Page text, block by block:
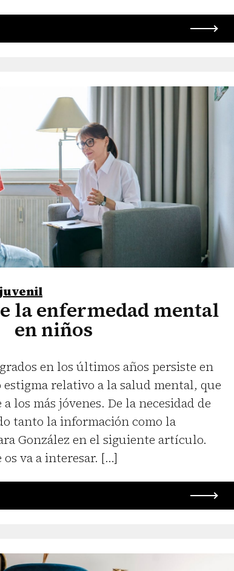
la enfermedad mental
en niños
en los últimos años persiste en
relativo a la salud mental, que
los más jóvenes. De la necesidad de
tanto la información como la
González en el siguiente artículo.
os va a interesar. […]